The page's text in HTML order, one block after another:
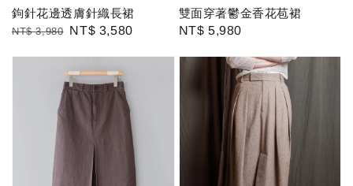
鉤針花邊透膚針織長裙
Regular
NT$ 3,980 Sale
NT$ 3,580
雙面穿著鬱金香花苞裙
Regular
NT$ 5,980